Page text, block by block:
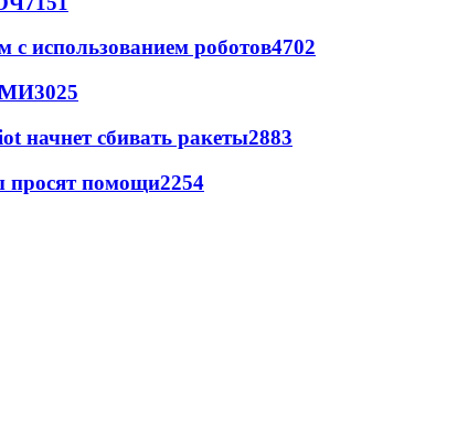
использованием роботов4702
3025
начнет сбивать ракеты2883
просят помощи2254